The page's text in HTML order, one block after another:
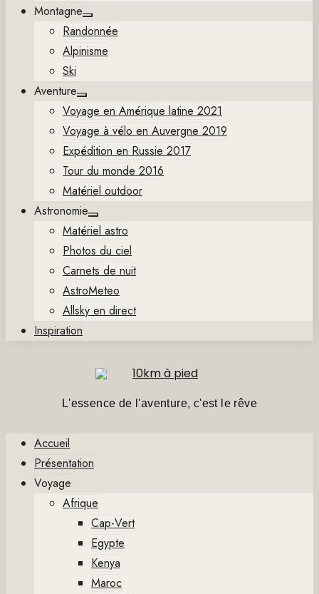
Montagne
Show
sub
menu
Randonnée
Alpinisme
Ski
Aventure
Show
sub
menu
Voyage en Amérique latine 2021
Voyage à vélo en Auvergne 2019
Expédition en Russie 2017
Tour du monde 2016
Matériel outdoor
Astronomie
Show
sub
menu
Matériel astro
Photos du ciel
Carnets de nuit
AstroMeteo
Allsky en direct
Inspiration
L'essence de l'aventure, c'est le rêve
Accueil
Présentation
Voyage
Afrique
Cap-Vert
Egypte
Kenya
Maroc